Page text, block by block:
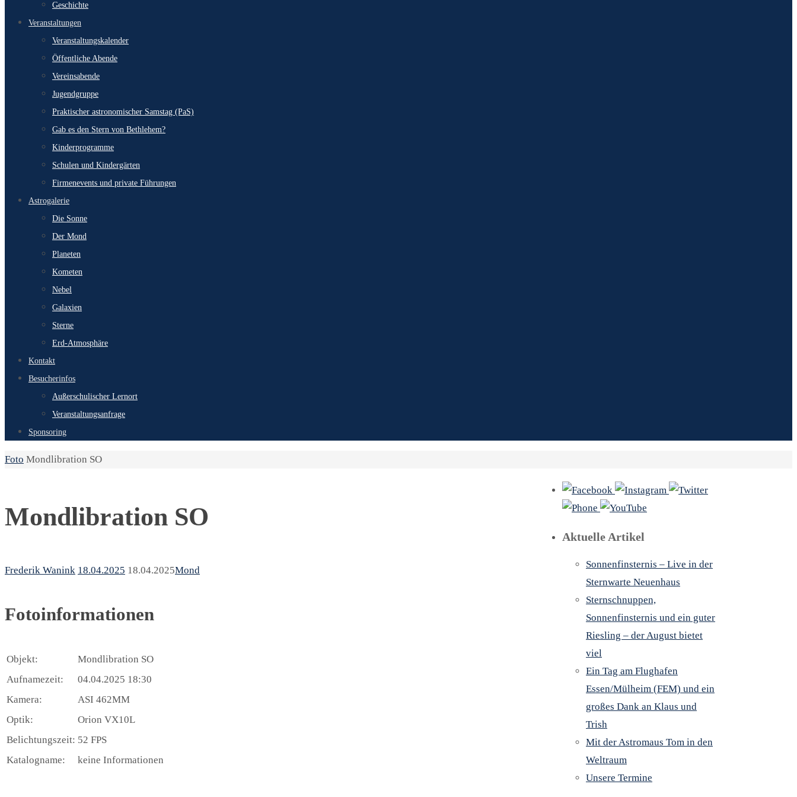
Geschichte
Veranstaltungen
Veranstaltungskalender
Öffentliche Abende
Vereinsabende
Jugendgruppe
Praktischer astronomischer Samstag (PaS)
Gab es den Stern von Bethlehem?
Kinderprogramme
Schulen und Kindergärten
Firmenevents und private Führungen
Astrogalerie
Die Sonne
Der Mond
Planeten
Kometen
Nebel
Galaxien
Sterne
Erd-Atmosphäre
Kontakt
Besucherinfos
Außerschulischer Lernort
Veranstaltungsanfrage
Sponsoring
Start
Foto Mondlibration SO
Mondlibration SO
Frederik Wanink 18.04.2025 18.04.2025Mond
Fotoinformationen
Objekt:
Mondlibration SO
Aufnamezeit:
04.04.2025 18:30
Kamera:
ASI 462MM
Optik:
Orion VX10L
Belichtungszeit: 52 FPS
Katalogname:
keine Informationen
Aktuelle Artikel
Sonnenfinsternis – Live in der
Sternwarte Neuenhaus
Sternschnuppen,
Sonnenfinsternis und ein guter
Riesling – der August bietet
viel
Ein Tag am Flughafen
Essen/Mülheim (FEM) und ein
großes Dank an Klaus und
Trish
Mit der Astromaus Tom in den
Weltraum
Unsere Termine